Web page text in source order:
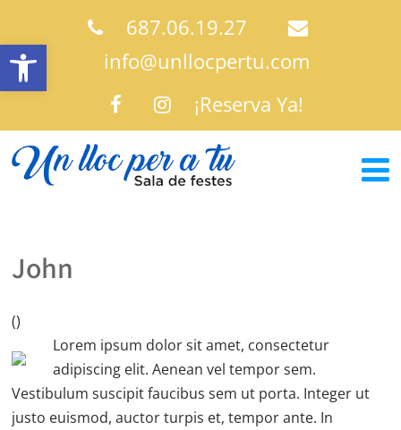
Abrir barra de herramientas
687.06.19.27
info@unllocpertu.com
¡Reserva Ya!
John
()
Lorem ipsum dolor sit amet, consectetur
adipiscing elit. Aenean vel tempor sem.
Vestibulum suscipit faucibus sem ut porta. Integer ut
justo euismod, auctor turpis et, tempor ante. In